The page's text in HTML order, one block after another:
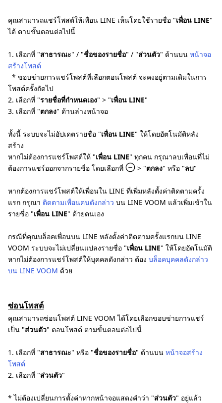
คุณสามารถแชร์โพสต์ให้เพื่อน LINE เห็นโดยใช้รายชื่อ "เพื่อน LINE"
ได้ ตามขั้นตอนต่อไปนี้
1. เลือกที่ "สาธารณะ" / "ชื่อของรายชื่อ" / "ส่วนตัว" ด้านบน หน้าจอ
สร้างโพสต์
* ขอบข่ายการแชร์โพสต์ที่เลือกตอนโพสต์ จะคงอยู่ตามเดิมในการ
โพสต์ครั้งถัดไป
2. เลือกที่ "รายชื่อที่กำหนดเอง" > "เพื่อน LINE"
3. เลือกที่ "ตกลง" ด้านล่างหน้าจอ
ทั้งนี้ ระบบจะไม่อัปเดตรายชื่อ "เพื่อน LINE" ให้โดยอัตโนมัติหลัง
สร้าง
หากไม่ต้องการแชร์โพสต์ให้ "เพื่อน LINE" ทุกคน กรุณาลบเพื่อนที่ไม่
ต้องการแชร์ออกจากรายชื่อ โดยเลือกที่
> "ตกลง" หรือ "ลบ"
หากต้องการแชร์โพสต์ให้เพื่อนใน LINE ที่เพิ่มหลังตั้งค่าติดตามครั้ง
แรก กรุณา ติดตามเพื่อนคนดังกล่าว บน LINE VOOM แล้วเพิ่มเข้าใน
รายชื่อ "เพื่อน LINE" ด้วยตนเอง
กรณีที่คุณบล็อคเพื่อนบน LINE หลังตั้งค่าติดตามครั้งแรกบน LINE
VOOM ระบบจะไม่เปลี่ยนแปลงรายชื่อ "เพื่อน LINE" ให้โดยอัตโนมัติ
หากไม่ต้องการแชร์โพสต์ให้บุคคลดังกล่าว ต้อง บล็อคบุคคลดังกล่าว
บน LINE VOOM ด้วย
ซ่อนโพสต์
คุณสามารถซ่อนโพสต์ LINE VOOM ได้โดยเลือกขอบข่ายการแชร์
เป็น "ส่วนตัว" ตอนโพสต์ ตามขั้นตอนต่อไปนี้
1. เลือกที่ "สาธารณะ" หรือ "ชื่อของรายชื่อ" ด้านบน หน้าจอสร้าง
โพสต์
2. เลือกที่ "ส่วนตัว"
* ไม่ต้องเปลี่ยนการตั้งค่าหากหน้าจอแสดงคำว่า "ส่วนตัว" อยู่แล้ว